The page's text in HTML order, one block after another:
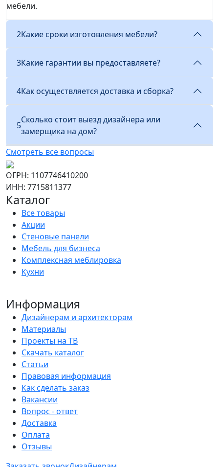
мебели.
2Какие сроки изготовления мебели?
3Какие гарантии вы предоставляете?
4Как осуществляется доставка и сборка?
5
Сколько стоит выезд дизайнера или
замерщика на дом?
Смотреть все вопросы
ОГРН: 1107746410200
ИНН: 7715811377
Каталог
Все товары
Акции
Стеновые панели
Мебель для бизнеса
Комплексная меблировка
Кухни
Информация
Дизайнерам и архитекторам
Материалы
Проекты на ТВ
Скачать каталог
Статьи
Правовая информация
Как сделать заказ
Вакансии
Вопрос - ответ
Доставка
Оплата
Отзывы